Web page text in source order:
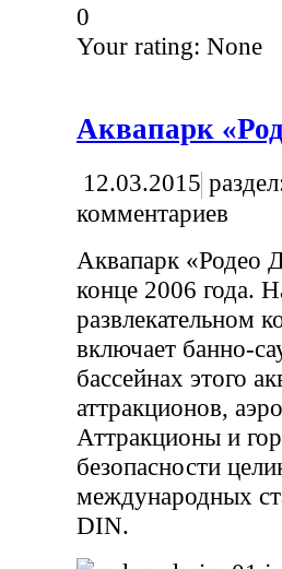
0
Your rating: None
Аквапарк
12.03.2015
комментариев
Аквапарк «Родео
конце 2006 года.
развлекательном
включает банно-
бассейнах этого
аттракционов,
Аттракционы и
безопасности
международных
DIN.